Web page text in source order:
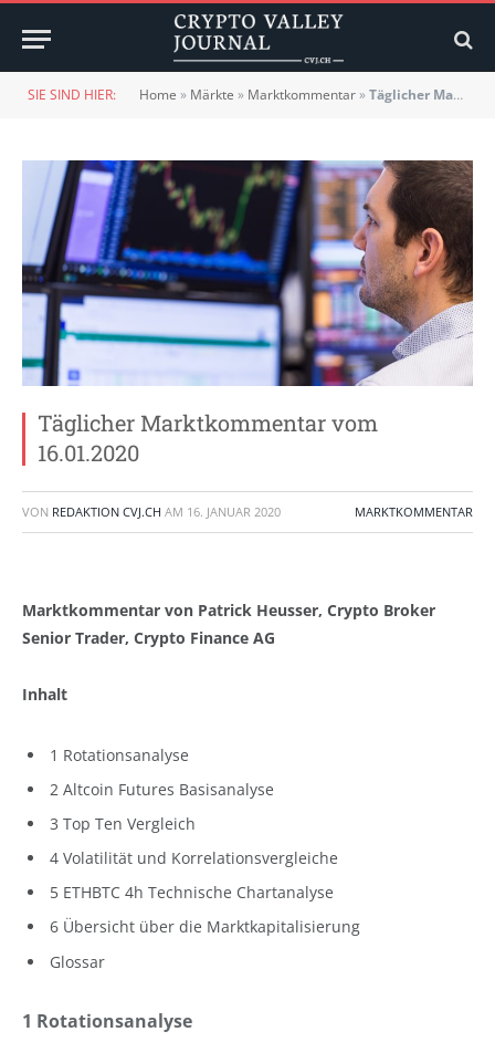
SIE SIND HIER: Home » Märkte » Marktkommentar»Täglicher Marktkommentar vom 16.01.2020
Täglicher Marktkommentar vom
16.01.2020
VON REDAKTION CVJ.CH AM 16. JANUAR 2020 MARKTKOMMENTAR
Marktkommentar von Patrick Heusser, Crypto Broker
Senior Trader, Crypto Finance AG
Inhalt
1 Rotationsanalyse
2 Altcoin Futures Basisanalyse
3 Top Ten Vergleich
4 Volatilität und Korrelationsvergleiche
5 ETHBTC 4h Technische Chartanalyse
6 Übersicht über die Marktkapitalisierung
Glossar
1 Rotationsanalyse